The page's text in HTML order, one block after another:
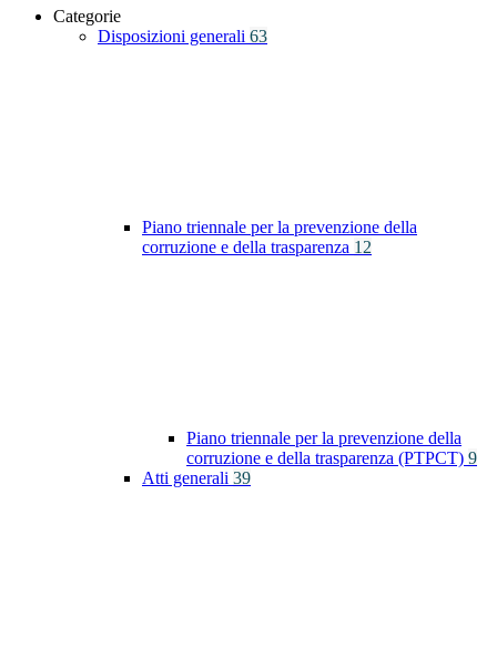
Categorie
Disposizioni generali 63
Piano triennale per la prevenzione della
corruzione e della trasparenza 12
Piano triennale per la prevenzione della
corruzione e della trasparenza (PTPCT) 9
Atti generali 39